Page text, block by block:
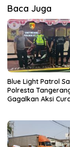
Baca Juga
Blue Light Patrol
Polresta
Gagalkan Aksi